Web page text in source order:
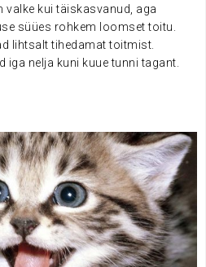
kui täiskasvanud, aga
süües rohkem loomset toitu.
lihtsalt tihedamat toitmist.
nelja kuni kuue tunni tagant.